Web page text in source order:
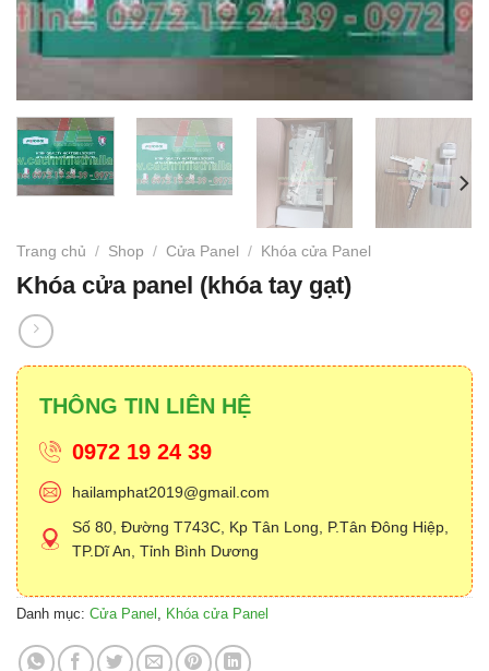
Trang chủ / Shop / Cửa Panel / Khóa cửa Panel
Khóa cửa panel (khóa tay gạt)
THÔNG TIN LIÊN HỆ
0972 19 24 39
hailamphat2019@gmail.com
Số 80, Đường T743C, Kp Tân Long, P.Tân Đông Hiệp,
TP.Dĩ An, Tỉnh Bình Dương
Danh mục: Cửa Panel , Khóa cửa Panel